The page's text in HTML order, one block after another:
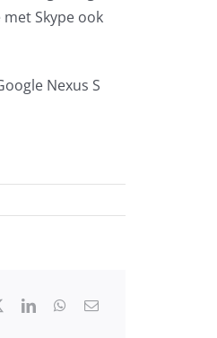
Skype ook
Nexus S